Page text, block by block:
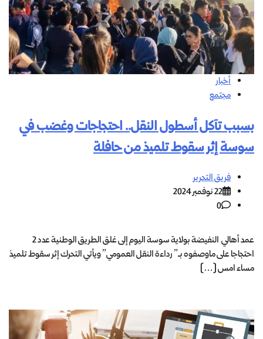
أخبار
مجتمع
بسبب تآكل أسطول النقل.. احتجاجات وغضب في
سوسة إثر سقوط تلميذ من حافلة
فريق التحرير
22 نوفمبر 2024
0
عمد أهالي النفيضة بولاية سوسة اليوم إلى غلق الطريق الوطنية عدد 2
احتجاجا على ماوصفوه بـ” رداءة النقل العمومي” ويأتي التحرك إثر سقوط تلميذ
مساء امس […]